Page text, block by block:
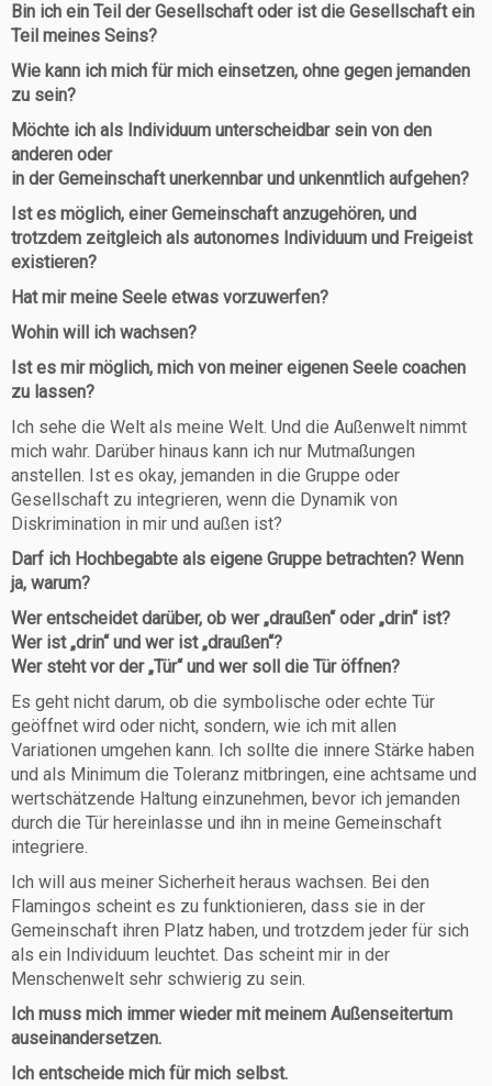
Bin ich ein Teil der Gesellschaft oder ist die Gesellschaft ein
Teil meines Seins?
Wie kann ich mich für mich einsetzen, ohne gegen jemanden
zu sein?
Möchte ich als Individuum unterscheidbar sein von den
anderen oder
in der Gemeinschaft unerkennbar und unkenntlich aufgehen?
Ist es möglich, einer Gemeinschaft anzugehören, und
trotzdem zeitgleich als autonomes Individuum und Freigeist
existieren?
Hat mir meine Seele etwas vorzuwerfen?
Wohin will ich wachsen?
Ist es mir möglich, mich von meiner eigenen Seele coachen
zu lassen?
Ich sehe die Welt als meine Welt. Und die Außenwelt nimmt
mich wahr. Darüber hinaus kann ich nur Mutmaßungen
anstellen. Ist es okay, jemanden in die Gruppe oder
Gesellschaft zu integrieren, wenn die Dynamik von
Diskrimination in mir und außen ist?
Darf ich Hochbegabte als eigene Gruppe betrachten? Wenn
ja, warum?
Wer entscheidet darüber, ob wer „draußen“ oder „drin“ ist?
Wer ist „drin“ und wer ist „draußen“?
Wer steht vor der „Tür“ und wer soll die Tür öffnen?
Es geht nicht darum, ob die symbolische oder echte Tür
geöffnet wird oder nicht, sondern, wie ich mit allen
Variationen umgehen kann. Ich sollte die innere Stärke haben
und als Minimum die Toleranz mitbringen, eine achtsame und
wertschätzende Haltung einzunehmen, bevor ich jemanden
durch die Tür hereinlasse und ihn in meine Gemeinschaft
integriere.
Ich will aus meiner Sicherheit heraus wachsen. Bei den
Flamingos scheint es zu funktionieren, dass sie in der
Gemeinschaft ihren Platz haben, und trotzdem jeder für sich
als ein Individuum leuchtet. Das scheint mir in der
Menschenwelt sehr schwierig zu sein.
Ich muss mich immer wieder mit meinem Außenseitertum
auseinandersetzen.
Ich entscheide mich für mich selbst.